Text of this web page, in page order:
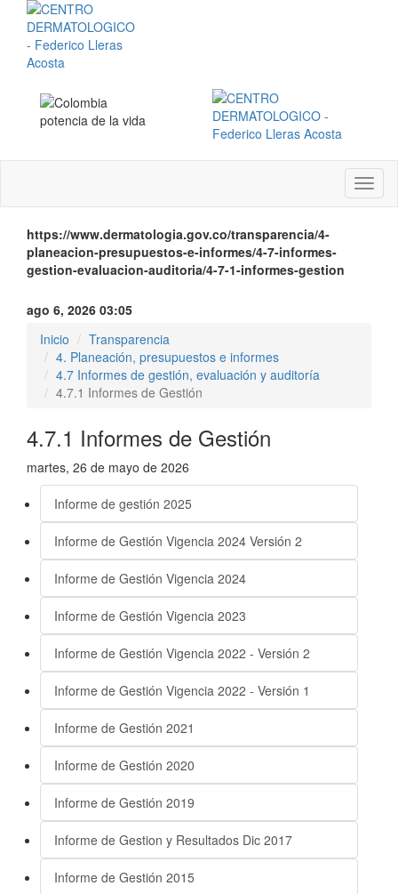
Menú
https://www.dermatologia.gov.co/transparencia/4-
planeacion-presupuestos-e-informes/4-7-informes-
gestion-evaluacion-auditoria/4-7-1-informes-gestion
ago 6, 2026 03:05
Inicio
Transparencia
4. Planeación, presupuestos e informes
4.7 Informes de gestión, evaluación y auditoría
4.7.1 Informes de Gestión
4.7.1 Informes de Gestión
martes, 26 de mayo de 2026
Informe de gestión 2025
Informe de Gestión Vigencia 2024 Versión 2
Informe de Gestión Vigencia 2024
Informe de Gestión Vigencia 2023
Informe de Gestión Vigencia 2022 - Versión 2
Informe de Gestión Vigencia 2022 - Versión 1
Informe de Gestión 2021
Informe de Gestión 2020
Informe de Gestión 2019
Informe de Gestion y Resultados Dic 2017
Informe de Gestión 2015